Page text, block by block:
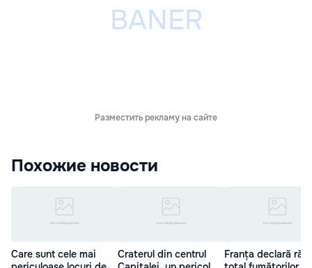
Разместить рекламу на сайте
Похожие новости
Care sunt cele mai
Craterul din centrul
Franța declară